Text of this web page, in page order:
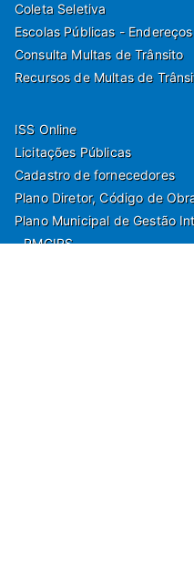
Coleta Seletiva
Escolas Públicas -
Consulta Multas de Trânsito
Recursos de Multas de
ISS Online
Licitações Públicas
Cadastro de fornecedores
Plano Diretor, Código de
Plano Municipal de Gestão
- PMGIRS